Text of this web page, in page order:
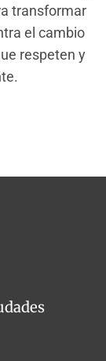
transformar
el cambio
respeten y